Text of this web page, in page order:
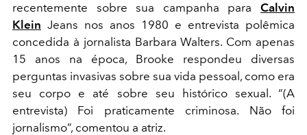
recentemente sobre sua campanha para Calvin
Klein Jeans nos anos 1980 e entrevista polêmica
concedida à jornalista Barbara Walters. Com apenas
15 anos na época, Brooke respondeu diversas
perguntas invasivas sobre sua vida pessoal, como era
seu corpo e até sobre seu histórico sexual. “(A
entrevista) Foi praticamente criminosa. Não foi
jornalismo”, comentou a atriz.